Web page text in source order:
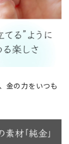
金の力をいつも